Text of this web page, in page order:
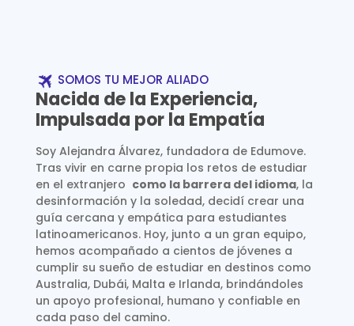
SOMOS TU MEJOR ALIADO
Nacida de la Experiencia,
Impulsada por la Empatía
Soy Alejandra Álvarez, fundadora de Edumove.
Tras vivir en carne propia los retos de estudiar
en el extranjero como la barrera del idioma, la
desinformación y la soledad, decidí crear una
guía cercana y empática para estudiantes
latinoamericanos. Hoy, junto a un gran equipo,
hemos acompañado a cientos de jóvenes a
cumplir su sueño de estudiar en destinos como
Australia, Dubái, Malta e Irlanda, brindándoles
un apoyo profesional, humano y confiable en
cada paso del camino.